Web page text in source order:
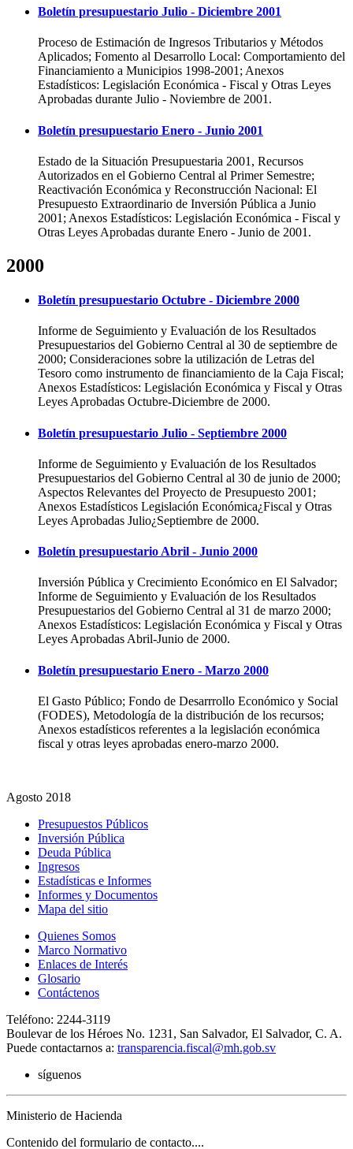
Boletín presupuestario Julio - Diciembre 2001
Proceso de Estimación de Ingresos Tributarios y Métodos
Aplicados; Fomento al Desarrollo Local: Comportamiento del
Financiamiento a Municipios 1998-2001; Anexos
Estadísticos: Legislación Económica - Fiscal y Otras Leyes
Aprobadas durante Julio - Noviembre de 2001.
Boletín presupuestario Enero - Junio 2001
Estado de la Situación Presupuestaria 2001, Recursos
Autorizados en el Gobierno Central al Primer Semestre;
Reactivación Económica y Reconstrucción Nacional: El
Presupuesto Extraordinario de Inversión Pública a Junio
2001; Anexos Estadísticos: Legislación Económica - Fiscal y
Otras Leyes Aprobadas durante Enero - Junio de 2001.
2000
Boletín presupuestario Octubre - Diciembre 2000
Informe de Seguimiento y Evaluación de los Resultados
Presupuestarios del Gobierno Central al 30 de septiembre de
2000; Consideraciones sobre la utilización de Letras del
Tesoro como instrumento de financiamiento de la Caja Fiscal;
Anexos Estadísticos: Legislación Económica y Fiscal y Otras
Leyes Aprobadas Octubre-Diciembre de 2000.
Boletín presupuestario Julio - Septiembre 2000
Informe de Seguimiento y Evaluación de los Resultados
Presupuestarios del Gobierno Central al 30 de junio de 2000;
Aspectos Relevantes del Proyecto de Presupuesto 2001;
Anexos Estadísticos Legislación Económica¿Fiscal y Otras
Leyes Aprobadas Julio¿Septiembre de 2000.
Boletín presupuestario Abril - Junio 2000
Inversión Pública y Crecimiento Económico en El Salvador;
Informe de Seguimiento y Evaluación de los Resultados
Presupuestarios del Gobierno Central al 31 de marzo 2000;
Anexos Estadísticos: Legislación Económica y Fiscal y Otras
Leyes Aprobadas Abril-Junio de 2000.
Boletín presupuestario Enero - Marzo 2000
El Gasto Público; Fondo de Desarrrollo Económico y Social
(FODES), Metodología de la distribución de los recursos;
Anexos estadísticos referentes a la legislación económica
fiscal y otras leyes aprobadas enero-marzo 2000.
Agosto 2018
Presupuestos Públicos
Inversión Pública
Deuda Pública
Ingresos
Estadísticas e Informes
Informes y Documentos
Mapa del sitio
Quienes Somos
Marco Normativo
Enlaces de Interés
Glosario
Contáctenos
Teléfono: 2244-3119
Boulevar de los Héroes No. 1231, San Salvador, El Salvador, C. A.
Puede contactarnos a: transparencia.fiscal@mh.gob.sv
síguenos
Ministerio de Hacienda
Contenido del formulario de contacto....